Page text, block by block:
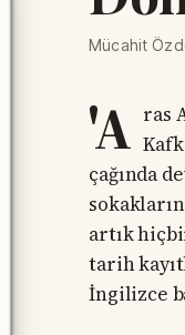
Mücahit
'A ras
çağında
artık
tarih
İngilizce